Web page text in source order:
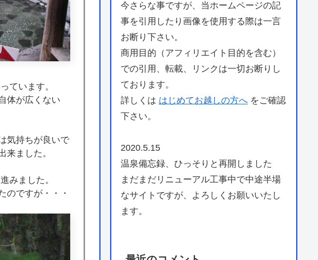
ています。
体が広くない
気持ちが良いで
来ました。
みました。
のですが・・・
今さらな事ですが、当ホームページの記
事を引用したり画像を使用する際は一言
お断り下さい。
商用目的（アフィリエイト目的を含む）
での引用、転載、リンクは一切お断りし
ております。
詳しくは はじめてお越しの方へ をご確認
下さい。
2020.5.15
温泉備忘録、ひっそりと再開しました
まだまだリニューアル工事中で中途半場
なサイトですが、よろしくお願いいたし
ます。